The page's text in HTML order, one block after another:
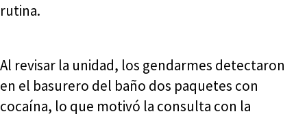
rutina.
Al revisar la unidad, los gendarmes detectaron
en el basurero del baño dos paquetes con
cocaína, lo que motivó la consulta con la